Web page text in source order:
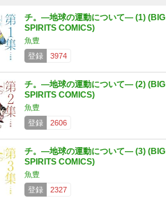
チ。―地球の運動について― (1) (BIG
SPIRITS COMICS)
魚豊
登録
3974
チ。―地球の運動について― (2) (BIG
SPIRITS COMICS)
魚豊
登録
2606
チ。―地球の運動について― (3) (BIG
SPIRITS COMICS)
魚豊
登録
2327